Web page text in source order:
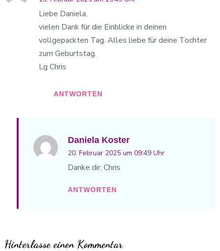
ANTWORTEN
Liebe Daniela,
vielen Dank für die Einblicke in deinen
vollgepackten Tag. Alles liebe für deine Tochter
zum Geburtstag.
Lg Chris
Daniela Koster
20. Februar 2025 um 09:49 Uhr
ANTWORTEN
Danke dir, Chris
Hinterlasse einen Kommentar